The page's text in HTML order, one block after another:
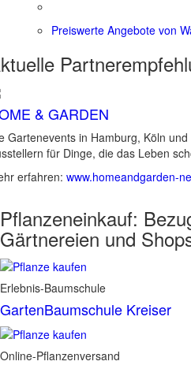
Preiswerte Angebote von
& GARDEN
Gartenevents in Hamburg, Köln
für Dinge, die das Leben
erfahren: www.homeandgarden-
Pflanzeneinkauf:
Gärtnereien und
Erlebnis-Baumschule
GartenBaumschule Kreiser
Online-Pflanzenversand